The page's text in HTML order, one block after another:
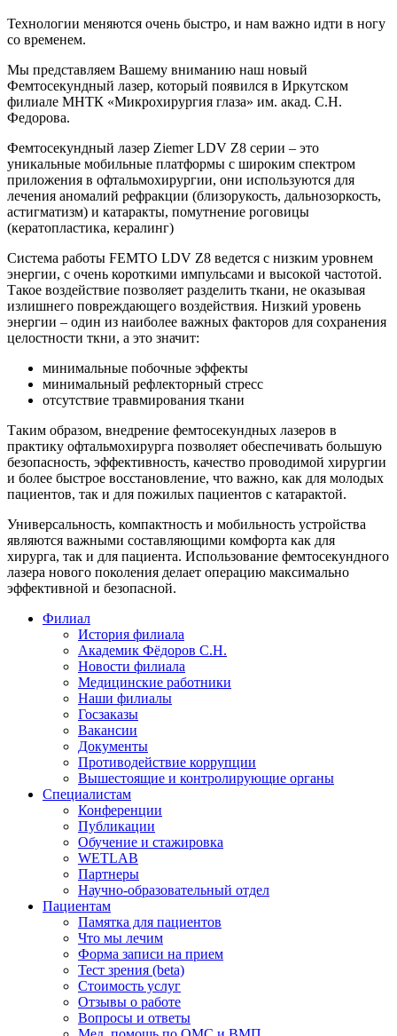
Технологии меняются очень быстро, и нам важно идти в ногу
со временем.
Мы представляем Вашему вниманию наш новый
Фемтосекундный лазер, который появился в Иркутском
филиале МНТК «Микрохирургия глаза» им. акад. С.Н.
Федорова.
Фемтосекундный лазер Ziemer LDV Z8 серии – это
уникальные мобильные платформы с широким спектром
приложения в офтальмохирургии, они используются для
лечения аномалий рефракции (близорукость, дальнозоркость,
астигматизм) и катаракты, помутнение роговицы
(кератопластика, кералинг)
Система работы FEMTO LDV Z8 ведется с низким уровнем
энергии, с очень короткими импульсами и высокой частотой.
Такое воздействие позволяет разделить ткани, не оказывая
излишнего повреждающего воздействия. Низкий уровень
энергии – один из наиболее важных факторов для сохранения
целостности ткни, а это значит:
минимальные побочные эффекты
минимальный рефлекторный стресс
отсутствие травмирования ткани
Таким образом, внедрение фемтосекундных лазеров в
практику офтальмохирурга позволяет обеспечивать большую
безопасность, эффективность, качество проводимой хирургии
и более быстрое восстановление, что важно, как для молодых
пациентов, так и для пожилых пациентов с катарактой.
Универсальность, компактность и мобильность устройства
являются важными составляющими комфорта как для
хирурга, так и для пациента. Использование фемтосекундного
лазера нового поколения делает операцию максимально
эффективной и безопасной.
Филиал
История филиала
Академик Фёдоров С.Н.
Новости филиала
Медицинские работники
Наши филиалы
Госзаказы
Вакансии
Документы
Противодействие коррупции
Вышестоящие и контролирующие органы
Специалистам
Конференции
Публикации
Обучение и стажировка
WETLAB
Партнеры
Научно-образовательный отдел
Пациентам
Памятка для пациентов
Что мы лечим
Форма записи на прием
Тест зрения (beta)
Стоимость услуг
Отзывы о работе
Вопросы и ответы